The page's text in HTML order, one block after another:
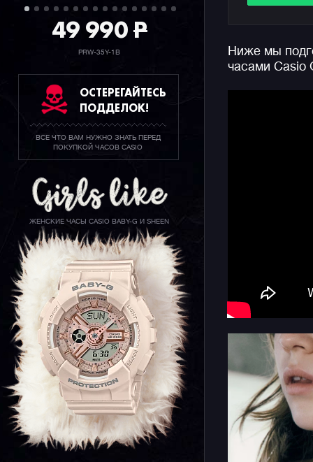
49 990P
PRW-35Y-1B
ОСТЕРЕГАЙТЕСЬ
ПОДДЕЛОК!
ВСЕ ЧТО ВАМ НУЖНО ЗНАТЬ ПЕРЕД
ПОКУПКОЙ ЧАСОВ CASIO
ЖЕНСКИЕ ЧАСЫ CASIO BABY-G И SHEEN
меньший
моделей
Ниже мы
часами Casio